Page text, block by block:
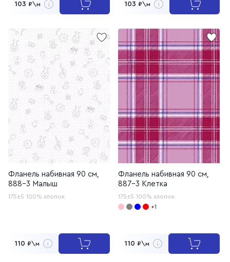
103 ₽\м 103 ₽\м
Фланель набивная 90 см,
888-3 Малыш
175±5 100% хлопок
110 ₽\м
Фланель набивная 90 см,
887-3 Клетка
175±5 100% хлопок
+1
110 ₽\м